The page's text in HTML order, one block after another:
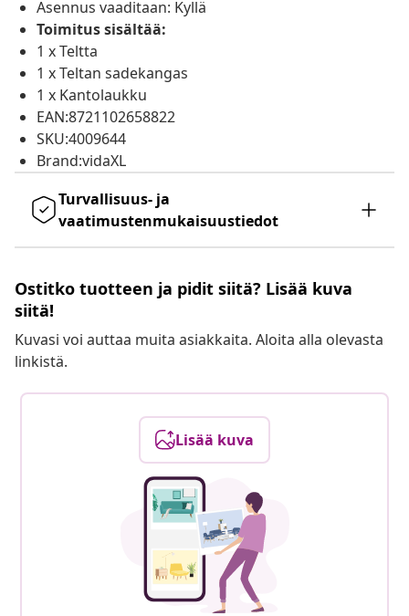
Asennus vaaditaan: Kyllä
Toimitus sisältää:
1 x Teltta
1 x Teltan sadekangas
1 x Kantolaukku
EAN:8721102658822
SKU:4009644
Brand:vidaXL
Turvallisuus- ja
vaatimustenmukaisuustiedot
Ostitko tuotteen ja pidit siitä? Lisää kuva
siitä!
Kuvasi voi auttaa muita asiakkaita. Aloita alla olevasta
linkistä.
Lisää kuva